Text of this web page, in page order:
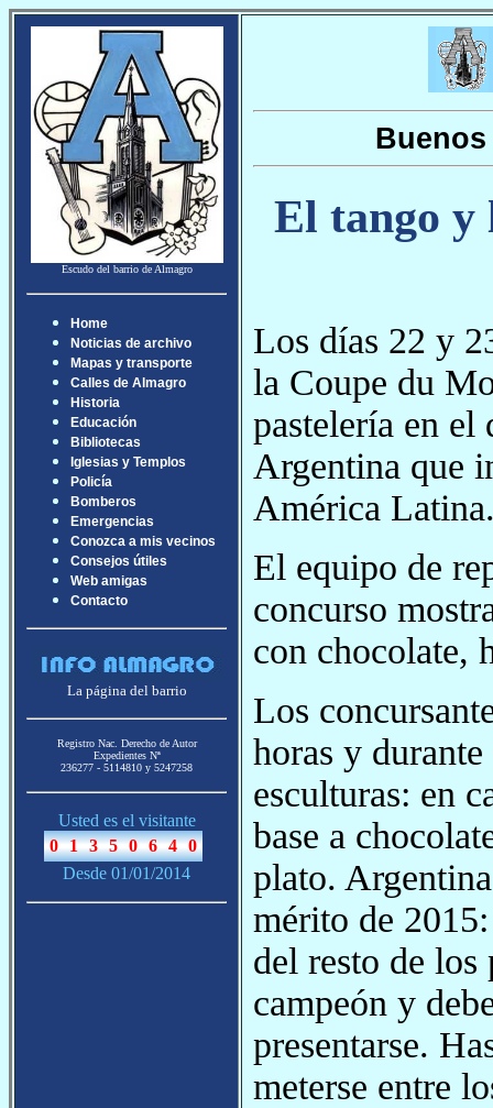
Escudo del barrio de Almagro
Home
Noticias de archivo
Mapas y transporte
Calles de Almagro
Historia
Educación
Bibliotecas
Iglesias y Templos
Policía
Bomberos
Emergencias
Conozca a mis vecinos
Consejos útiles
Web amigas
Contacto
La página del barrio
Registro Nac. Derecho de Autor
Expedientes Nª
236277 - 5114810 y 5247258
Usted es el visitante
Desde 01/01/2014
El tango y
Los días 22 y
la Coupe du
pastelería en el
Argentina que
América
El equipo de
concurso
con chocolate,
Los
horas y
esculturas: en
base a
plato.
mérito de
del resto de
campeón y
presentarse.
meterse entre